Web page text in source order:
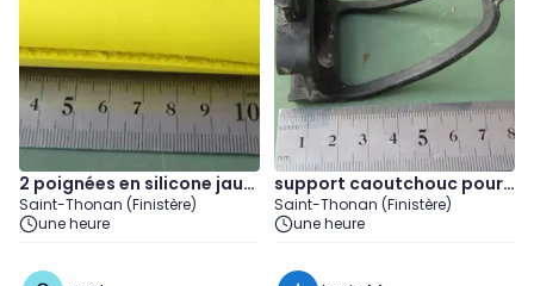
2 poignées en silicone jaun
e fendues pour vélo
Saint-Thonan (Finistère)
une heure
support caoutchouc pour l
ampe de vélo
Saint-Thonan (Finistère)
une heure